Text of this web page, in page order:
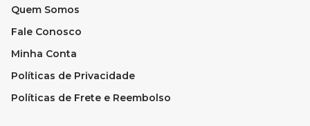
Quem Somos
Fale Conosco
Minha Conta
Políticas de Privacidade
Políticas de Frete e Reembolso